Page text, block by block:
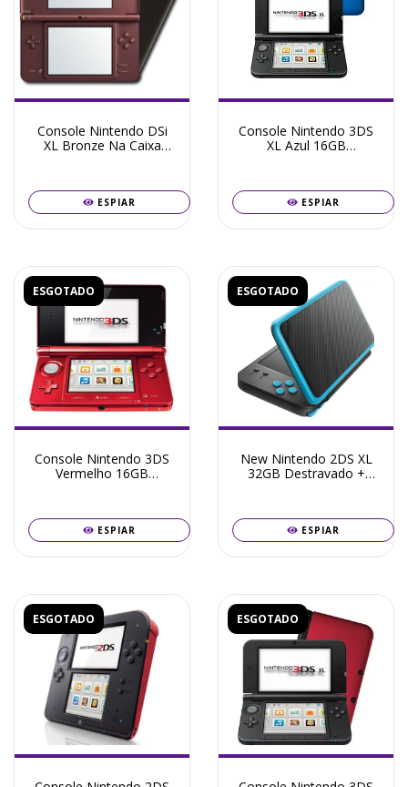
Console Nintendo DSi
XL Bronze Na Caixa
ZG!
ESPIAR
Console Nintendo 3DS
XL Azul 16GB
ESPIAR
ESGOTADO
Console Nintendo 3DS
Vermelho 16GB
ESPIAR
ESGOTADO
New Nintendo 2DS XL
32GB Destravado +
ESPIAR
ESGOTADO ESGOTADO